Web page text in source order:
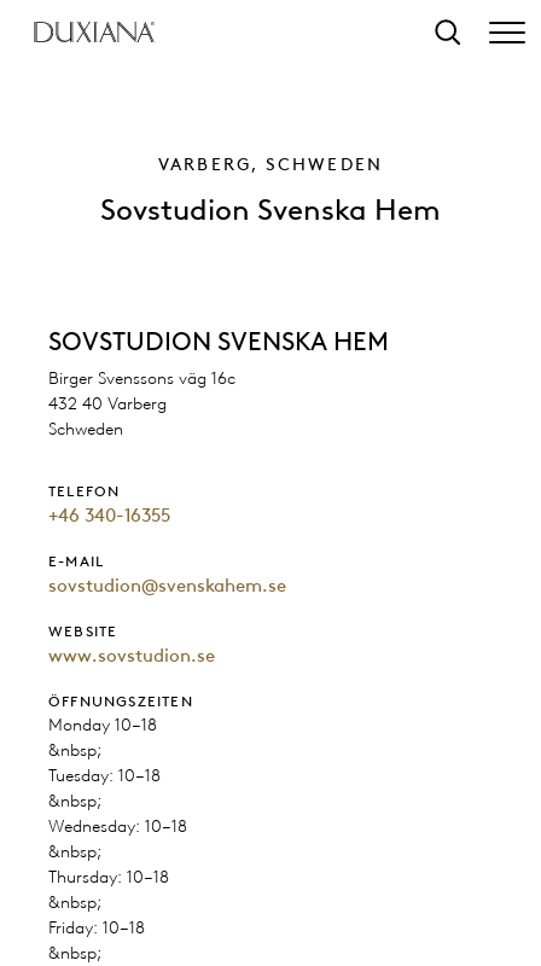
Suche
VARBERG, SCHWEDEN
Sovstudion Svenska Hem
SOVSTUDION SVENSKA HEM
Birger Svenssons väg 16c
432 40 Varberg
Schweden
TELEFON
+46 340-16355
E-MAIL
sovstudion@svenskahem.se
WEBSITE
www.sovstudion.se
ÖFFNUNGSZEITEN
Monday 10–18
&nbsp;
Tuesday: 10–18
&nbsp;
Wednesday: 10–18
&nbsp;
Thursday: 10–18
&nbsp;
Friday: 10–18
&nbsp;